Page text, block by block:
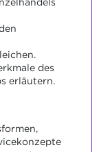
des
erläutern.